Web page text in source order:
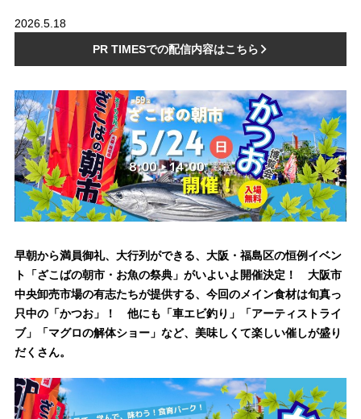
2026.5.18
PR TIMESでの配信内容はこちら
早朝から満員御礼、大行列ができる、大阪・福島区の恒例イベン
ト「ざこばの朝市・お魚の祭典」がいよいよ開催決定！ 大阪市
中央卸売市場の有志たちが提供する、今回のメイン食材は旬真っ
只中の「かつお」！ 他にも「車エビ釣り」「アーティストライ
ブ」「マグロの解体ショー」など、美味しくて楽しい催しが盛り
だくさん。